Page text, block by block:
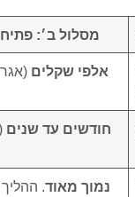
מסלול ב׳:
אלפי שקלים
חודשים עד שנים
נמוך מאוד.